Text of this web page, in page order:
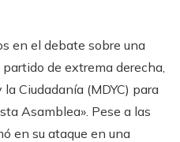
en el debate sobre una
de extrema derecha,
Ciudadanía (MDYC) para
Asamblea». Pese a las
en su ataque en una